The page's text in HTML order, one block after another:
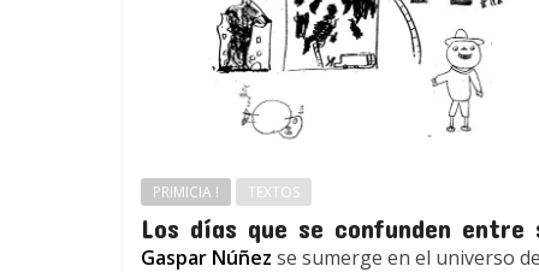
PRIMICIA ! TEXTOS
Los días que se confunden entre
Gaspar Núñez se sumerge en el universo de